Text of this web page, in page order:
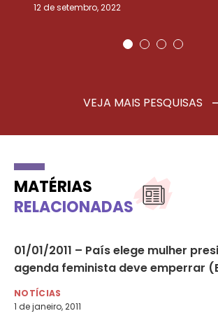
12 de setembro, 2022
VEJA MAIS PESQUISAS
MATÉRIAS
RELACIONADAS
01/01/2011 – País elege mulher
agenda feminista deve emperrar
NOTÍCIAS
1 de janeiro, 2011